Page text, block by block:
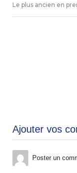
Le plus ancien en
Ajouter vos
Poster un